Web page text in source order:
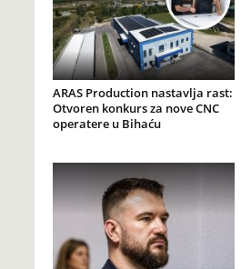
ARAS Production nastavlja rast:
Otvoren konkurs za nove CNC
operatere u Bihaću